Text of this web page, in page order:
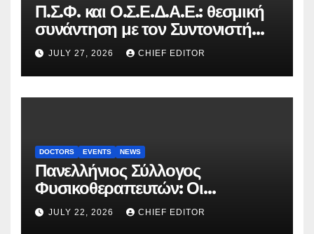
Π.Σ.Φ. και Ο.Σ.Ε.Δ.Α.Ε.: θεσμική
συνάντηση με τον Συντονιστή
του Γραφείου του
Πρωθυπουργού
JULY 27, 2026 CHIEF EDITOR
DOCTORS EVENTS NEWS
Πανελλήνιος Σύλλογος
Φυσικοθεραπευτών: Οι
προτάσεις προς τον ΕΟΠΥΥ για
τον περιορισμό του clawback
JULY 22, 2026 CHIEF EDITOR